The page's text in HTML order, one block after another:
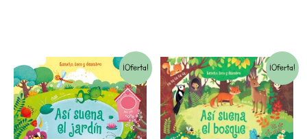
¡Oferta!
El
precio
original
El
precio
actual
¡Oferta!
El
precio
original
El
precio
actual